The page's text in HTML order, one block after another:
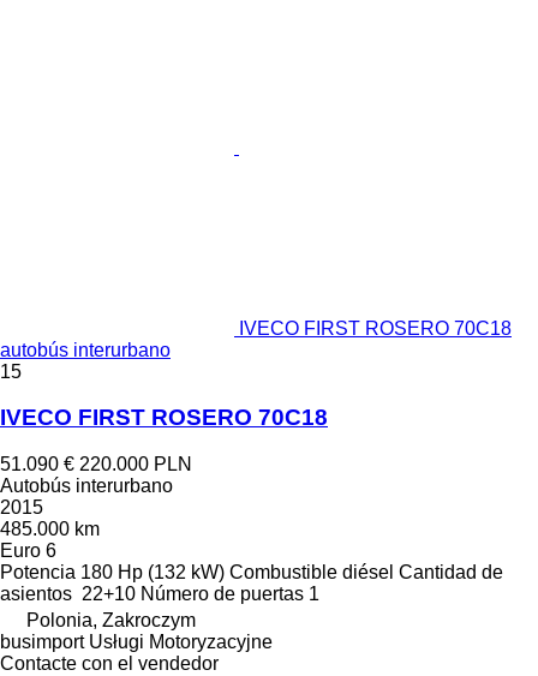
IVECO FIRST ROSERO 70C18
autobús interurbano
15
IVECO FIRST ROSERO 70C18
51.090 € 220.000 PLN
Autobús interurbano
2015
485.000 km
Euro 6
Potencia 180 Hp (132 kW) Combustible diésel Cantidad de
asientos 22+10 Número de puertas 1
Polonia, Zakroczym
busimport Usługi Motoryzacyjne
Contacte con el vendedor